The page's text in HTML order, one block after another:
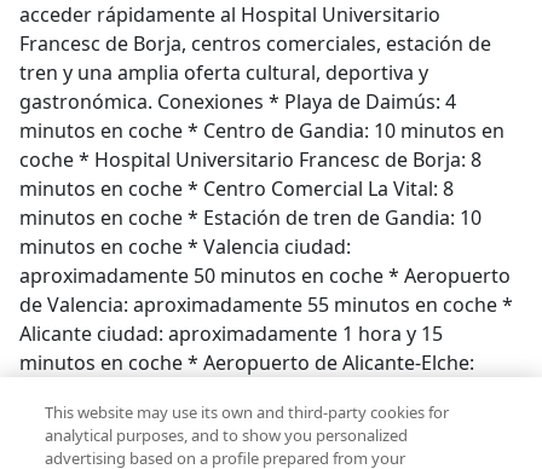
acceder rápidamente al Hospital Universitario
Francesc de Borja, centros comerciales, estación de
tren y una amplia oferta cultural, deportiva y
gastronómica. Conexiones * Playa de Daimús: 4
minutos en coche * Centro de Gandia: 10 minutos en
coche * Hospital Universitario Francesc de Borja: 8
minutos en coche * Centro Comercial La Vital: 8
minutos en coche * Estación de tren de Gandia: 10
minutos en coche * Valencia ciudad:
aproximadamente 50 minutos en coche * Aeropuerto
de Valencia: aproximadamente 55 minutos en coche *
Alicante ciudad: aproximadamente 1 hora y 15
minutos en coche * Aeropuerto de Alicante-Elche:
busca una vivienda bien cuidada, con 3 dormitorios, 2
baños, armarios empotrados en todas las
This website may use its own and third-party cookies for
analytical purposes, and to show you personalized
advertising based on a profile prepared from your